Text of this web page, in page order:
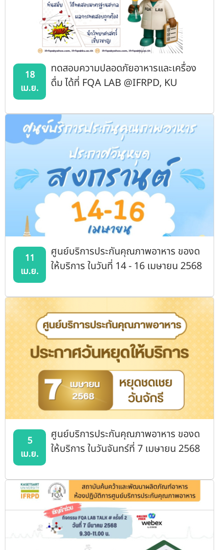
18
เม.ย.
ทดสอบความปลอดภัยอาหารและเครื่อง
ดื่ม ได้ที่ FQA LAB @IFRPD, KU
11
เม.ย.
ศูนย์บริการประกันคุณภาพอาหาร ของด
ให้บริการ ในวันที่ 14 - 16 เมษายน 2568
5
เม.ย.
ศูนย์บริการประกันคุณภาพอาหาร ของด
ให้บริการ ในวันจันทร์ที่ 7 เมษายน 2568